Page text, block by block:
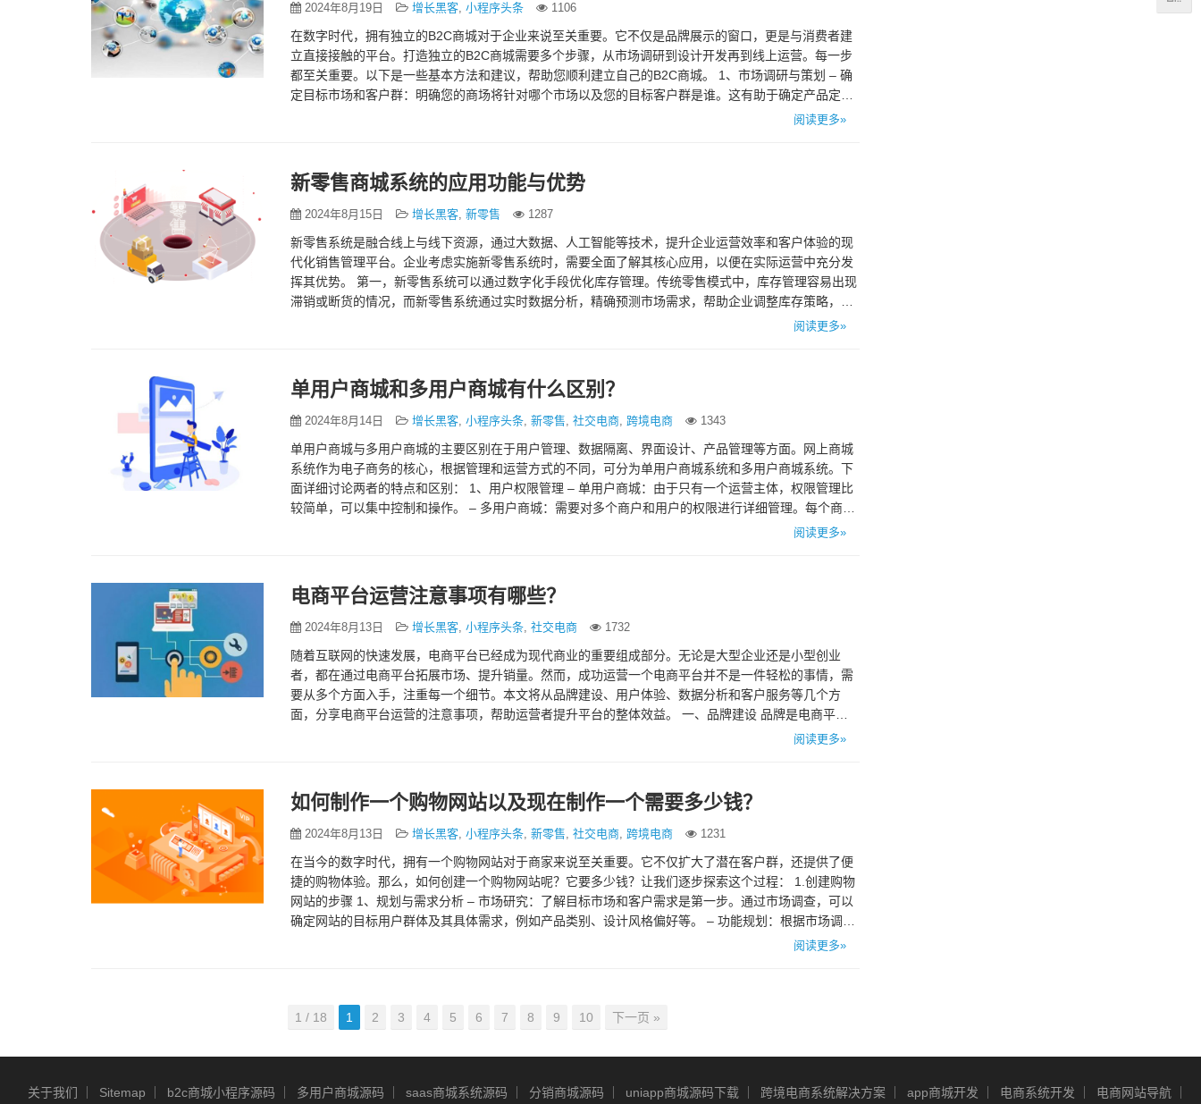
2024年8月19日 增长黑客, 小程序头条 1106
在数字时代，拥有独立的B2C商城对于企业来说至关重要。它不仅是品牌展示的窗口，更是与消费者建
立直接接触的平台。打造独立的B2C商城需要多个步骤，从市场调研到设计开发再到线上运营。每一步
都至关重要。以下是一些基本方法和建议，帮助您顺利建立自己的B2C商城。 1、市场调研与策划 – 确
定目标市场和客户群：明确您的商场将针对哪个市场以及您的目标客户群是谁。这有助于确定产品定位
阅读更多»
新零售商城系统的应用功能与优势
2024年8月15日 增长黑客, 新零售 1287
新零售系统是融合线上与线下资源，通过大数据、人工智能等技术，提升企业运营效率和客户体验的现
代化销售管理平台。企业考虑实施新零售系统时，需要全面了解其核心应用，以便在实际运营中充分发
挥其优势。 第一，新零售系统可以通过数字化手段优化库存管理。传统零售模式中，库存管理容易出现
滞销或断货的情况，而新零售系统通过实时数据分析，精确预测市场需求，帮助企业调整库存策略，减
阅读更多»
单用户商城和多用户商城有什么区别？
2024年8月14日 增长黑客, 小程序头条, 新零售, 社交电商, 跨境电商 1343
单用户商城与多用户商城的主要区别在于用户管理、数据隔离、界面设计、产品管理等方面。网上商城
系统作为电子商务的核心，根据管理和运营方式的不同，可分为单用户商城系统和多用户商城系统。下
面详细讨论两者的特点和区别： 1、用户权限管理 – 单用户商城：由于只有一个运营主体，权限管理比
较简单，可以集中控制和操作。 – 多用户商城：需要对多个商户和用户的权限进行详细管理。每个商家
阅读更多»
电商平台运营注意事项有哪些？
2024年8月13日 增长黑客, 小程序头条, 社交电商 1732
随着互联网的快速发展，电商平台已经成为现代商业的重要组成部分。无论是大型企业还是小型创业
者，都在通过电商平台拓展市场、提升销量。然而，成功运营一个电商平台并不是一件轻松的事情，需
要从多个方面入手，注重每一个细节。本文将从品牌建设、用户体验、数据分析和客户服务等几个方
面，分享电商平台运营的注意事项，帮助运营者提升平台的整体效益。 一、品牌建设 品牌是电商平台
阅读更多»
如何制作一个购物网站以及现在制作一个需要多少钱？
2024年8月13日 增长黑客, 小程序头条, 新零售, 社交电商, 跨境电商 1231
在当今的数字时代，拥有一个购物网站对于商家来说至关重要。它不仅扩大了潜在客户群，还提供了便
捷的购物体验。那么，如何创建一个购物网站呢？它要多少钱？让我们逐步探索这个过程： 1.创建购物
网站的步骤 1、规划与需求分析 – 市场研究：了解目标市场和客户需求是第一步。通过市场调查，可以
确定网站的目标用户群体及其具体需求，例如产品类别、设计风格偏好等。 – 功能规划：根据市场调研
阅读更多»
1 / 18 1 2 3 4 5 6 7 8 9 10 下一页 »
关于我们 Sitemap b2c商城小程序源码 多用户商城源码 saas商城系统源码 分销商城源码 uniapp商城源码下载 跨境电商系统解决方案 app商城开发 电商系统开发 电商网站导航